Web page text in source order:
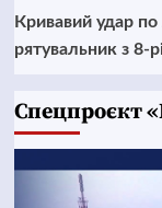
Кривавий удар
рятувальник з 8-
Cпецпроєкт